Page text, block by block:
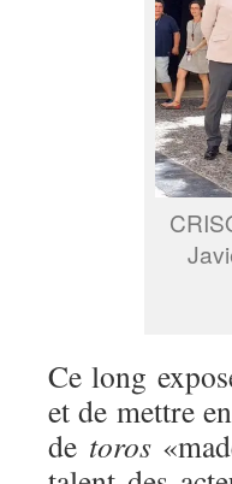
Ce long
et de mettre
de toros